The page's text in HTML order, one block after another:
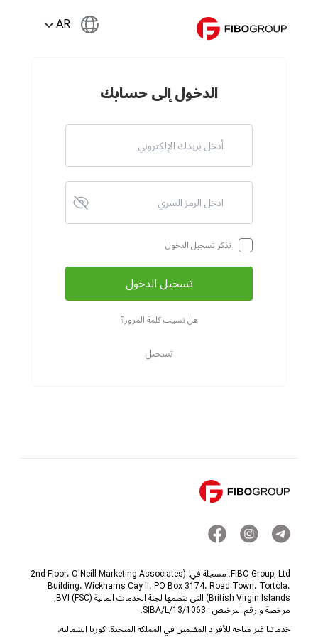
AR
الدخول إلى حسابك
تذكر تسجيل الدخول
هل نسيت كلمة المرور؟
تسجيل
FIBO Group, Ltd. مسجلة في: (2nd Floor، O'Neill Marketing Associates
Building، Wickhams Cay II، PO Box 3174، Road Town، Tortola،
British Virgin Islands) التي تنظمها لجنة الخدمات المالية (FSC) BVI,
مرخصة و رقم الترخيص : SIBA/L/13/1063.
خدماتنا غير متاحة للأفراد المقيمين في المملكة المتحدة، كوريا الشمالية،